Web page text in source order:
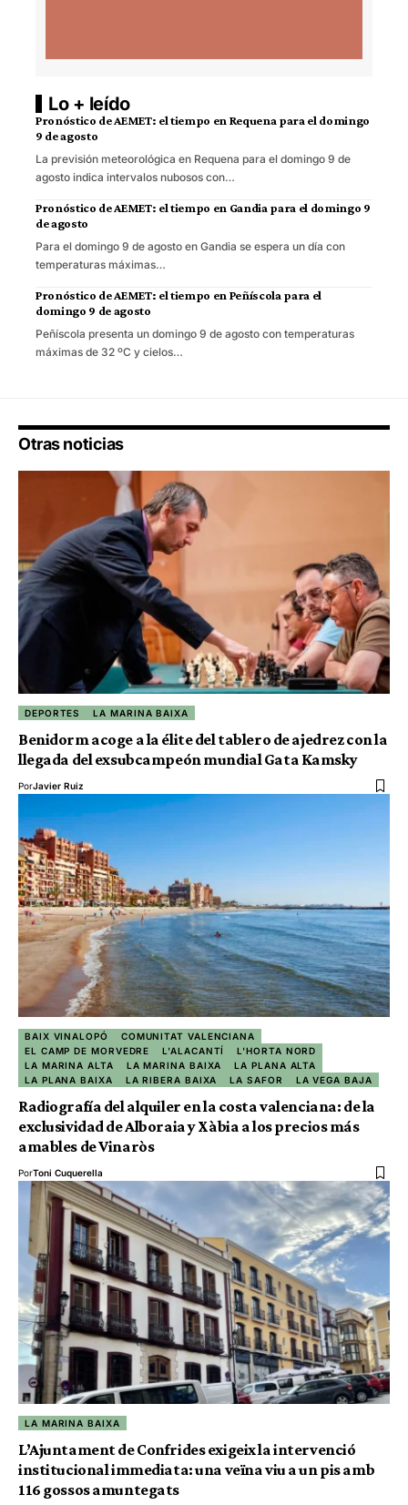
Lo + leído
Pronóstico de AEMET: el tiempo en Requena para el domingo
9 de agosto
La previsión meteorológica en Requena para el domingo 9 de
agosto indica intervalos nubosos con…
Pronóstico de AEMET: el tiempo en Gandia para el domingo 9
de agosto
Para el domingo 9 de agosto en Gandia se espera un día con
temperaturas máximas…
Pronóstico de AEMET: el tiempo en Peñíscola para el
domingo 9 de agosto
Peñíscola presenta un domingo 9 de agosto con temperaturas
máximas de 32 ºC y cielos…
Otras noticias
DEPORTES LA MARINA BAIXA
Benidorm acoge a la élite del tablero de ajedrez con la
llegada del exsubcampeón mundial Gata Kamsky
PorJavier Ruiz
BAIX VINALOPÓ
COMUNITAT VALENCIANA
EL CAMP DE MORVEDRE
L'ALACANTÍ
L'HORTA NORD
LA MARINA ALTA
LA MARINA BAIXA
LA PLANA ALTA
LA PLANA BAIXA
LA RIBERA BAIXA LA SAFOR LA VEGA BAJA
Radiografía del alquiler en la costa valenciana: de la
exclusividad de Alboraia y Xàbia a los precios más
amables de Vinaròs
PorToni Cuquerella
LA MARINA BAIXA
L’Ajuntament de Confrides exigeix la intervenció
institucional immediata: una veïna viu a un pis amb
116 gossos amuntegats